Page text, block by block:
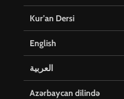
Kur’an Dersi
English
العربية
Azərbaycan dilində